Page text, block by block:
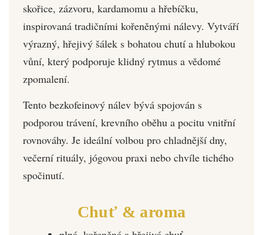
skořice, zázvoru, kardamomu a hřebíčku,
inspirovaná tradičními kořeněnými nálevy. Vytváří
výrazný, hřejivý šálek s bohatou chutí a hlubokou
vůní, který podporuje klidný rytmus a vědomé
zpomalení.
Tento bezkofeinový nálev bývá spojován s
podporou trávení, krevního oběhu a pocitu vnitřní
rovnováhy. Je ideální volbou pro chladnější dny,
večerní rituály, jógovou praxi nebo chvíle tichého
spočinutí.
Chuť & aroma